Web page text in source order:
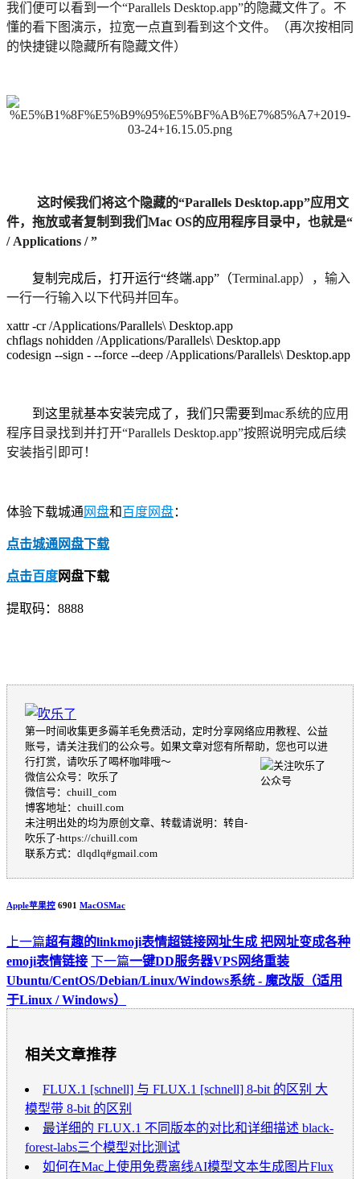
我们便可以看到一个“Parallels Desktop.app”的隐藏文件了。不
懂的看下图演示，拉宽一点直到看到这个文件。（再次按相同
的快捷键以隐藏所有隐藏文件）
这时候我们将这个隐藏的“Parallels Desktop.app”应用文
件，拖放或者复制到我们 Mac OS的应用程序 目录中，也就是“
/ Applications / ”
复制完成后，打开运行“终端.app”（Terminal.app），输入
一行一行输入以下代码并回车。
xattr -cr /Applications/Parallels\ Desktop.app
chflags nohidden /Applications/Parallels\ Desktop.app
codesign --sign - --force --deep /Applications/Parallels\ Desktop.app
到这里就基本安装完成了，我们只需要到mac系统的应用
程序目录找到并打开“Parallels Desktop.app”按照说明完成后续
安装指引即可！
体验下载城通 网盘和百度网盘：
点击城通网盘下载
点击百度网盘下载
提取码：8888
第一时间收集更多薅羊毛免费活动，定时分享网络应用教程、公益
账号，请关注我们的公众号。如果文章对您有所帮助，您也可以进
行打赏，请吹乐了喝杯咖啡哦～
微信公众号：吹乐了
微信号：chuill_com
博客地址：chuill.com
未注明出处的均为原创文章、转载请说明：转自-
吹乐了-https://chuill.com
联系方式：dlqdlq#gmail.com
Apple苹果控 6901 MacOSMac
上一篇超有趣的linkmoji表情超链接网址生成 把网址变成各种
emoji表情链接 下一篇一键DD服务器VPS网络重装
Ubuntu/CentOS/Debian/Linux/Windows系统 - 魔改版（适用
于Linux / Windows）
相关文章推荐
FLUX.1 [schnell] 与 FLUX.1 [schnell] 8-bit 的区别 大
模型带 8-bit 的区别
最详细的 FLUX.1 不同版本的对比和详细描述 black-
forest-labs三个模型对比测试
如何在Mac上使用免费离线AI模型文本生成图片Flux